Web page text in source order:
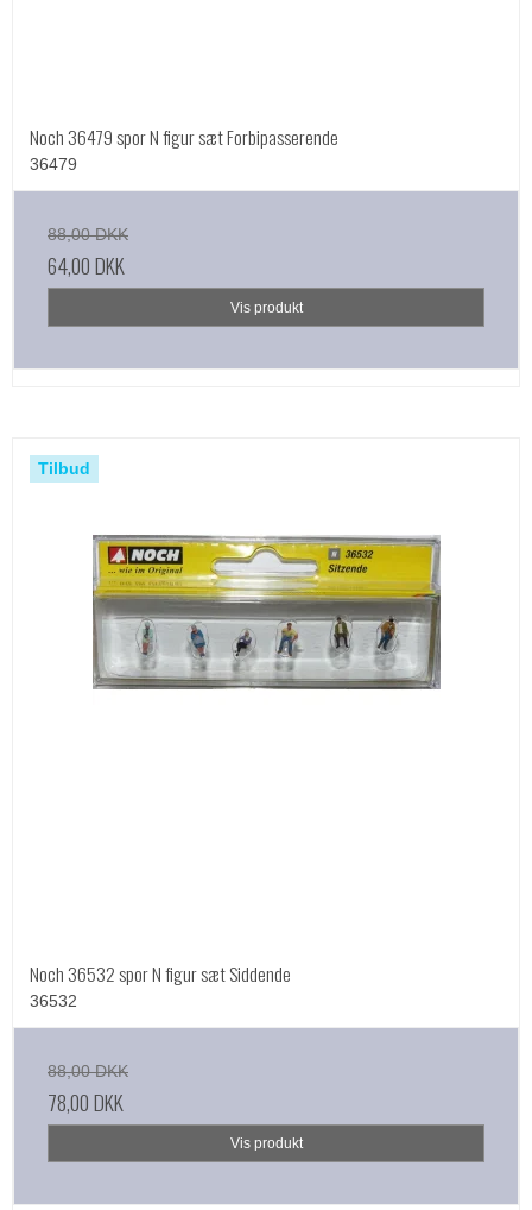
Noch 36479 spor N figur sæt Forbipasserende
36479
88,00 DKK
64,00 DKK
Vis produkt
Tilbud
Noch 36532 spor N figur sæt Siddende
36532
88,00 DKK
78,00 DKK
Vis produkt